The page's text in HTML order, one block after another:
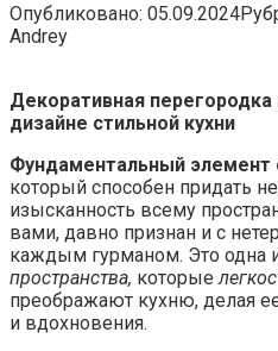
Опубликовано: 05.09.2024
Andrey
Декоративная
дизайне стильной кухни
Фундаментальный элемент
который способен придать
изысканность всему
вами, давно признан и с
каждым гурманом. Это одна
пространства, которые
преображают кухню, делая
и вдохновения.